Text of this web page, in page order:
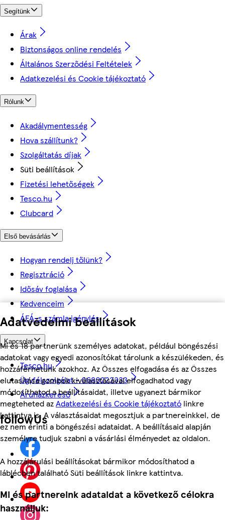
Adatvédelmi beállítások
Mi és 18 partnerünk személyes adatokat, például böngészési
adatokat vagy egyedi azonosítókat tárolunk a készülékeden, és
hozzáférhetünk azokhoz. Az Összes elfogadása és az Összes
elutasítása gombok kiválasztásával elfogadhatod vagy
módosíthatod a beállításaidat, illetve ugyanezt bármikor
megteheted azAdatkezelési és Cookie tájékoztató linkre
kattintva is. A választásaidat megosztjuk a partnereinkkel, de
ez nem érinti a böngészési adataidat. A beállításaid alapján
személyre tudjuk szabni a vásárlási élményedet az oldalon.
A hozzájárulási beállításokat bármikor módosíthatod a
láblécben található Süti beállítások linkre kattintva.
Mi és partnereink adataidat a következő célokra
használjuk:
Segítünk
Árak
Biztonságos online rendelés
Általános Szerződési Feltételek
Adatkezelési és Cookie tájékoztató
Rólunk
Akadálymentesség
Hova szállítunk?
Szolgáltatás díjak
Süti beállítások
Fizetési lehetőségek
Tesco.hu
Clubcard
Első bevásárlás
Hogyan rendelj tőlünk?
Regisztráció
Idősáv foglalása
Kedvenceim
ÁFÁ-s számla igénylés
Kapcsolat
Tesco.hu
Ügyfélszolgálat - 0680222333
Áruházkereső
followUs